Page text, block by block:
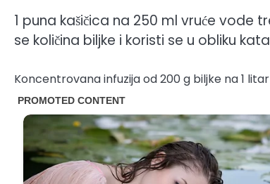
1 puna kašičica na 250 ml vruće vode
se količina biljke i koristi se u obliku
Koncentrovana infuzija od 200 g biljke na 1